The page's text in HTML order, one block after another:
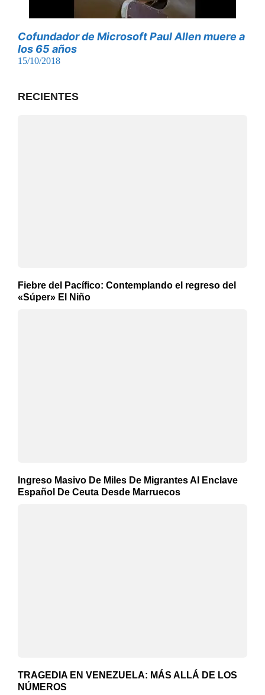
Cofundador de Microsoft Paul Allen muere a
los 65 años
15/10/2018
RECIENTES
Fiebre del Pacífico: Contemplando el regreso del
«Súper» El Niño
Ingreso Masivo De Miles De Migrantes Al Enclave
Español De Ceuta Desde Marruecos
TRAGEDIA EN VENEZUELA: MÁS ALLÁ DE LOS
NÚMEROS